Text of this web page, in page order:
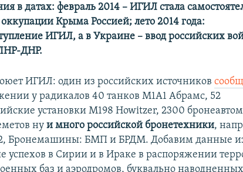
в датах: февраль 2014 – ИГИЛ стала
Крыма Россией; лето 2014 года:
ИГИЛ, а в Украине – ввод российских
ДНР.
ИГИЛ: один из российских источников
у радикалов 40 танков M1A1 Абрамс, 52
установки M198 Howitzer, 2300
нуи много российской бронетехники,
Бронемашины: БМП и БРДМ. Добавим данные из
успехов в Сирии и в Ираке в распоряжении
баз и аэродромов, буквально наводненных